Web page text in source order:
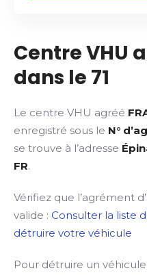
Centre VHU
dans le 71
Le centre VHU agréé
enregistré sous le N°
se trouve à l’adresse
FR.
Vérifiez que l’agrément
valide : Consulter la liste
détruire votre véhicule
Pour détruire un